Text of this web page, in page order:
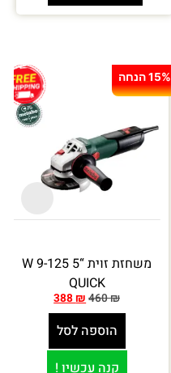
15% הנחה
משחזת זוית “5 W 9-125
QUICK
460₪
388₪
הוספה לסל
קנה עכשיו !